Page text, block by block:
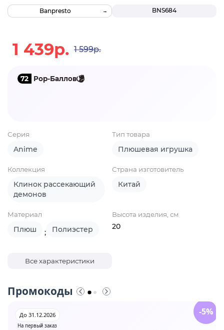
BNS684
Banpresto
1 439р. 1 599р.
72 Pop-Баллов
Серия
Anime
Тип товара
Плюшевая игрушка
Коллекция
Клинок рассекающий
демонов
Страна изготовитель
Китай
Материал
Плюш ; Полиэстер
Высота изделия, см
20
Все характеристики
Промокоды
На первый заказ
До 31.12.2026 -5%